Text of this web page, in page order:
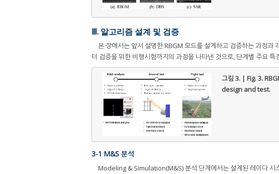
Ⅲ. 알고리즘 설계 및 검증
본 장에서는 앞서 설명한 RBGM 모드를 설계하고 검증하는 과정과
터 검증을 위한 비행시험까지의 과정을 나타낸 것으로, 단계별 주요
그림 3. | Fig. 3.
design and test.
3-1 M&S 분석
Modeling & Simulation(M&S) 분석 단계에서는 설계된 레이다 시